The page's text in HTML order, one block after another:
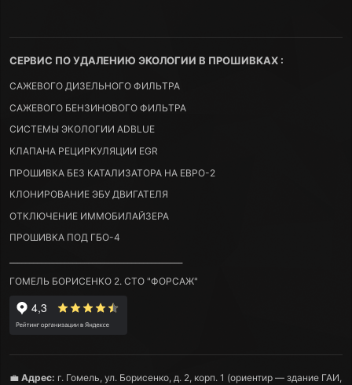
СЕРВИС ПО УДАЛЕНИЮ ЭКОЛОГИИ В ПРОШИВКАХ :
САЖЕВОГО ДИЗЕЛЬНОГО ФИЛЬТРА
САЖЕВОГО БЕНЗИНОВОГО ФИЛЬТРА
СИСТЕМЫ ЭКОЛОГИИ ADBLUE
КЛАПАНА РЕЦИРКУЛЯЦИИ EGR
ПРОШИВКА БЕЗ КАТАЛИЗАТОРА НА ЕВРО-2
КЛОНИРОВАНИЕ ЭБУ ДВИГАТЕЛЯ
ОТКЛЮЧЕНИЕ ИММОБИЛАЙЗЕРА
ПРОШИВКА ПОД ГБО-4
ГОМЕЛЬ БОРИСЕНКО 2. СТО "ФОРСАЖ"
💼 Адрес: г. Гомель, ул. Борисенко, д. 2, корп. 1 (ориентир — здание ГАИ,